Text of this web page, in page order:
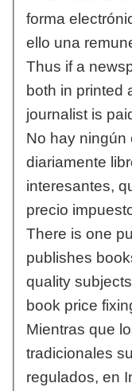
forma
ello una
Thus if a
both in printed
journalist is
No hay ningún
diariamente
interesantes,
precio
There is one
publishes
quality
book price
Mientras que
tradicionales
regulados, en